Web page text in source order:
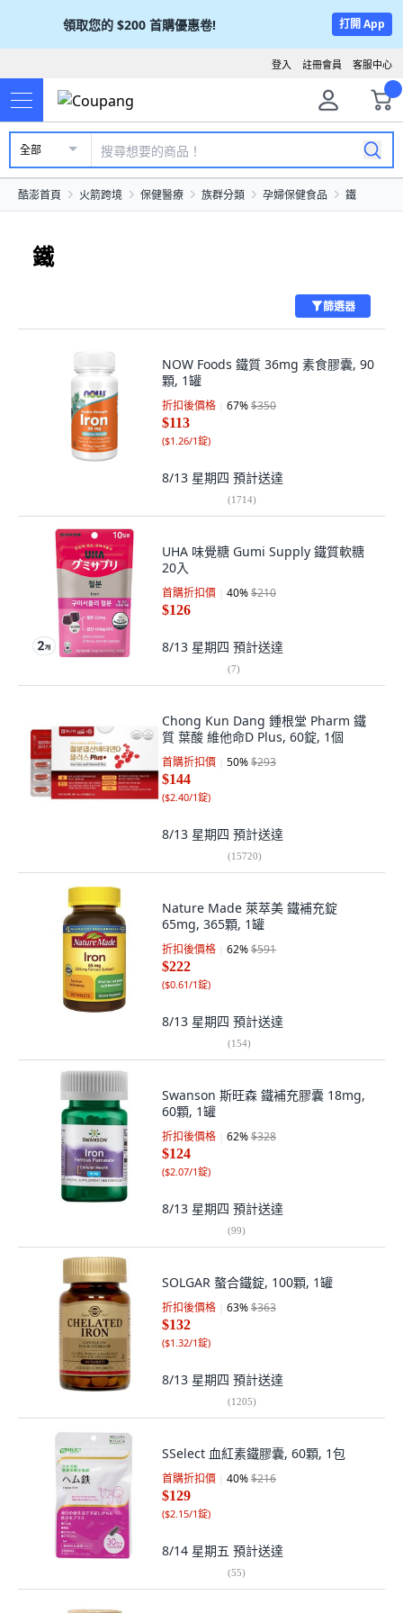
領取您的 $200 首購優惠卷! 打開 App
客服中心
註冊會員
登入
全部
酷澎首頁 火箭跨境 保健醫療 族群分類 孕婦保健食品 鐵
鐵
篩選器
NOW Foods 鐵質 36mg 素食膠囊, 90
顆, 1罐
折扣後價格 67%$350
$113
($1.26/1錠)
8/13 星期四 預計送達
(1714)
UHA 味覺糖 Gumi Supply 鐵質軟糖
20入
首購折扣價 40%$210
$126
8/13 星期四 預計送達
(7)
Chong Kun Dang 鍾根堂 Pharm 鐵
質 葉酸 維他命D Plus, 60錠, 1個
首購折扣價 50%$293
$144
($2.40/1錠)
8/13 星期四 預計送達
(15720)
Nature Made 萊萃美 鐵補充錠
65mg, 365顆, 1罐
折扣後價格 62%$591
$222
($0.61/1錠)
8/13 星期四 預計送達
(154)
Swanson 斯旺森 鐵補充膠囊 18mg,
60顆, 1罐
折扣後價格 62%$328
$124
($2.07/1錠)
8/13 星期四 預計送達
(99)
SOLGAR 螯合鐵錠, 100顆, 1罐
折扣後價格 63%$363
$132
($1.32/1錠)
8/13 星期四 預計送達
(1205)
SSelect 血紅素鐵膠囊, 60顆, 1包
首購折扣價 40%$216
$129
($2.15/1錠)
8/14 星期五 預計送達
(55)